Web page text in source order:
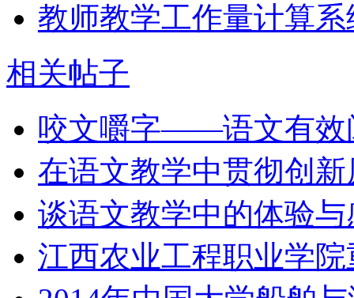
教师教学工作量计算
相关帖子
咬文嚼字——语文有效
在语文教学中贯彻创
谈语文教学中的体验
江西农业工程职业学